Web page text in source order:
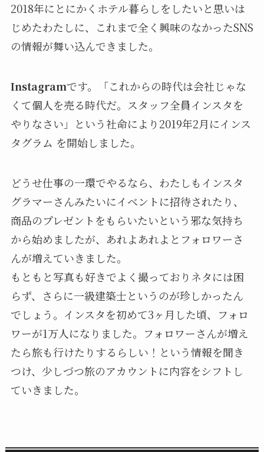
2018年にとにかくホテル暮らしをしたいと思いは
じめたわたしに、これまで全く興味のなかったSNS
の情報が舞い込んできました。
Instagramです。「これからの時代は会社じゃな
くて個人を売る時代だ。スタッフ全員インスタを
やりなさい」という社命により2019年2月にインス
タグラム を開始しました。
どうせ仕事の一環でやるなら、わたしもインスタ
グラマーさんみたいにイベントに招待されたり、
商品のプレゼントをもらいたいという邪な気持ち
から始めましたが、あれよあれよとフォロワーさ
んが増えていきました。
もともと写真も好きでよく撮っておりネタには困
らず、さらに一級建築士というのが珍しかったん
でしょう。 インスタを初めて3ヶ月した頃、フォロ
ワーが1万人になりました。 フォロワーさんが増え
たら旅も行けたりするらしい！という情報を聞き
つけ、少しづつ旅のアカウントに内容をシフトし
ていきました。